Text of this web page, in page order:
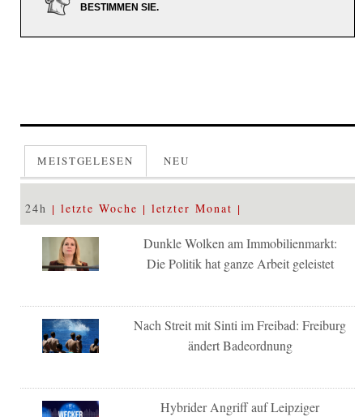
BESTIMMEN SIE.
MEISTGELESEN NEU
24h letzte Woche letzter Monat
Dunkle Wolken am Immobilienmarkt:
Die Politik hat ganze Arbeit geleistet
Nach Streit mit Sinti im Freibad: Freiburg
ändert Badeordnung
Hybrider Angriff auf Leipziger